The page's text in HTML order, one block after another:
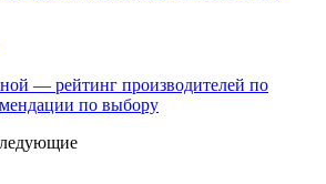
— рейтинг производителей по
по выбору